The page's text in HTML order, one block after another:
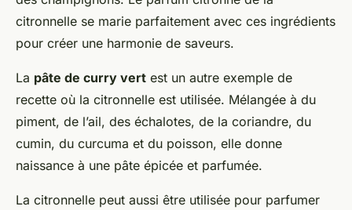
citronnelle se marie parfaitement avec ces ingrédients
pour créer une harmonie de saveurs.
La pâte de curry vert est un autre exemple de
recette où la citronnelle est utilisée. Mélangée à du
piment, de l’ail, des échalotes, de la coriandre, du
cumin, du curcuma et du poisson, elle donne
naissance à une pâte épicée et parfumée.
La citronnelle peut aussi être utilisée pour parfumer